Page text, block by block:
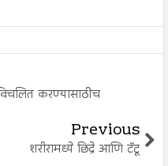
करण्यासाठीच
Previous
शरीरामध्ये छिद्रे आणि टॅटू